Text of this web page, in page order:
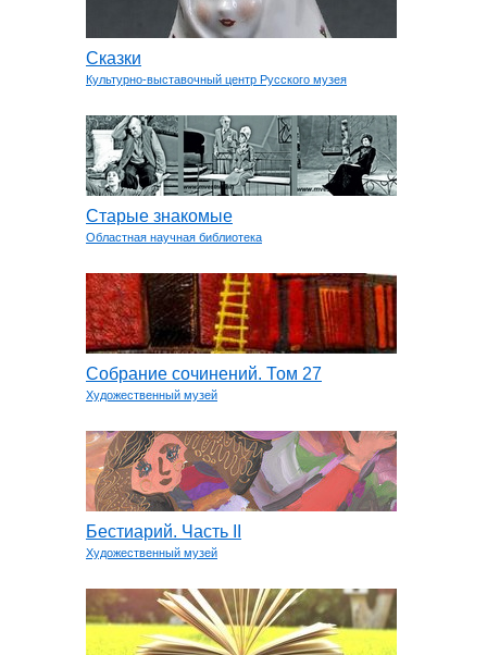
Сказки
Культурно-выставочный центр Русского музея
Старые знакомые
Областная научная библиотека
Собрание сочинений. Том 27
Художественный музей
Бестиарий. Часть II
Художественный музей